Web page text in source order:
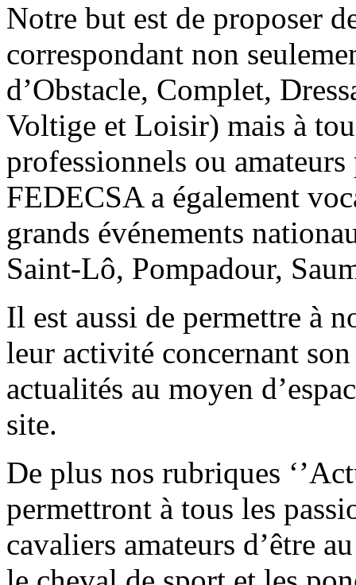
Notre but est de proposer
correspondant non
d’Obstacle, Complet,
Voltige et Loisir) mais à
professionnels ou
FEDECSA a également
grands événements
Saint-Lô, Pompadour,
Il est aussi de permettre à
leur activité concernant
actualités au moyen
site.
De plus nos rubriques
permettront à tous les
cavaliers amateurs d’être